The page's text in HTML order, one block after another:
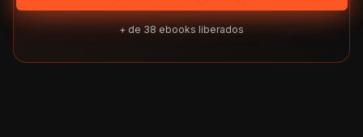
+ de 38 ebooks liberados